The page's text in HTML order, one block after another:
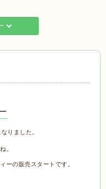
りました。
。
ーの販売スタートです。